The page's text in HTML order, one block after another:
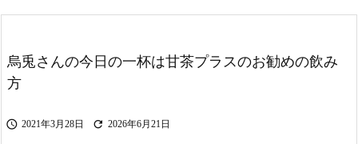
烏兎さんの今日の一杯は甘茶プラスのお勧めの飲み
方
 2021年3月28日  2026年6月21日